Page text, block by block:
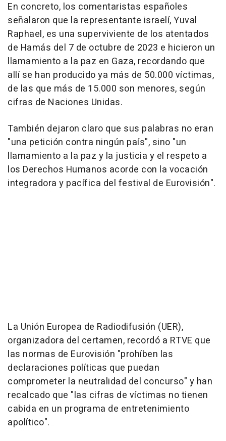
En concreto, los comentaristas españoles
señalaron que la representante israelí, Yuval
Raphael, es una superviviente de los atentados
de Hamás del 7 de octubre de 2023 e hicieron un
llamamiento a la paz en Gaza, recordando que
allí se han producido ya más de 50.000 víctimas,
de las que más de 15.000 son menores, según
cifras de Naciones Unidas.
También dejaron claro que sus palabras no eran
"una petición contra ningún país", sino "un
llamamiento a la paz y la justicia y el respeto a
los Derechos Humanos acorde con la vocación
integradora y pacífica del festival de Eurovisión".
La Unión Europea de Radiodifusión (UER),
organizadora del certamen, recordó a RTVE que
las normas de Eurovisión "prohíben las
declaraciones políticas que puedan
comprometer la neutralidad del concurso" y han
recalcado que "las cifras de víctimas no tienen
cabida en un programa de entretenimiento
apolítico".